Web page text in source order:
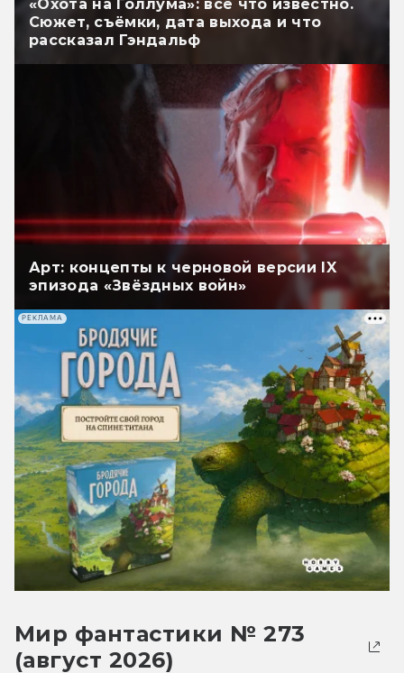
«Охота на Голлума»: всё что известно.
Сюжет, съёмки, дата выхода и что
рассказал Гэндальф
Арт: концепты к черновой версии IX
эпизода «Звёздных войн»
РЕКЛАМА
Мир фантастики № 273
(август 2026)